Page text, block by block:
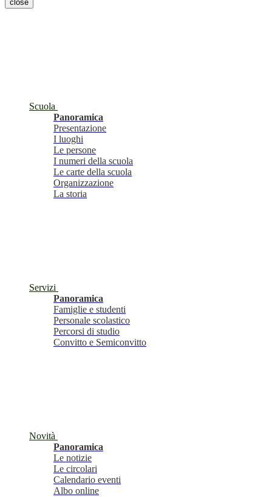
close
Scuola
Panoramica
Presentazione
I luoghi
Le persone
I numeri della scuola
Le carte della scuola
Organizzazione
La storia
Servizi
Panoramica
Famiglie e studenti
Personale scolastico
Percorsi di studio
Convitto e Semiconvitto
Novità
Panoramica
Le notizie
Le circolari
Calendario eventi
Albo online